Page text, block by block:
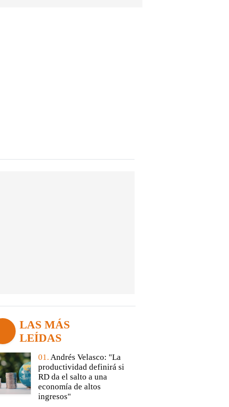
LAS MÁS
LEÍDAS
01. Andrés Velasco: "La
productividad definirá si
RD da el salto a una
economía de altos
ingresos"